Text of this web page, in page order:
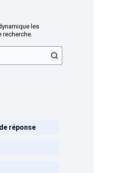
les
recherche.
de réponse